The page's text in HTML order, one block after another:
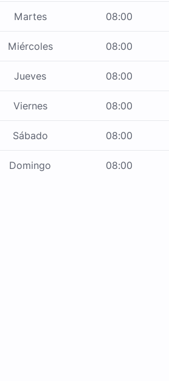
Martes 08:00
Miércoles 08:00
Jueves 08:00
Viernes 08:00
Sábado 08:00
Domingo 08:00